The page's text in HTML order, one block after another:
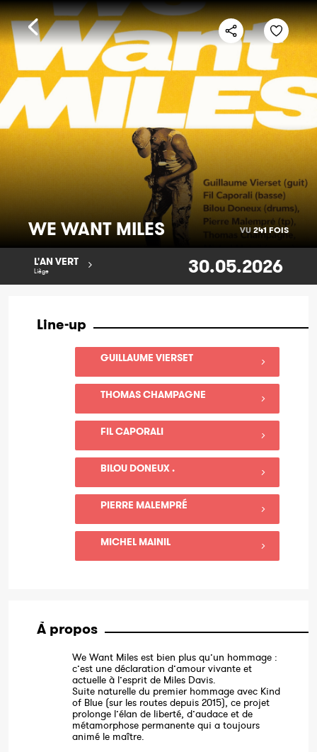
WE WANT MILES VU 241 FOIS
L'AN VERT
Liège 30.05.2026
Line-up
GUILLAUME VIERSET
THOMAS CHAMPAGNE
FIL CAPORALI
BILOU DONEUX .
PIERRE MALEMPRÉ
MICHEL MAINIL
À propos
We Want Miles est bien plus qu’un hommage :
c’est une déclaration d’amour vivante et
actuelle à l’esprit de Miles Davis.
Suite naturelle du premier hommage avec Kind
of Blue (sur les routes depuis 2015), ce projet
prolonge l’élan de liberté, d’audace et de
métamorphose permanente qui a toujours
animé le maître.